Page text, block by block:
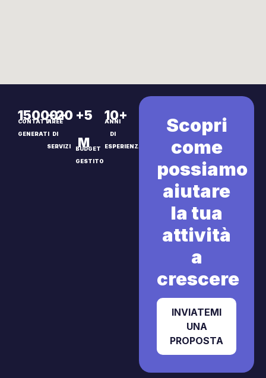
15000+
CONTATTI
GENERATI
+20
AREE
DI
SERVIZI
+5
M
BUDGET
GESTITO
10+
ANNI
DI
ESPERIENZA
Scopri
come
possiamo
aiutare
la tua
attività
a
crescere
INVIATEMI
UNA
PROPOSTA